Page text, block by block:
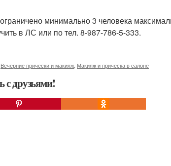
минимально 3 человека
в ЛС или по тел. 8-987-786-5-333.
Вечерние прически и макияж Макияж и прическа в салоне
с друзьями!